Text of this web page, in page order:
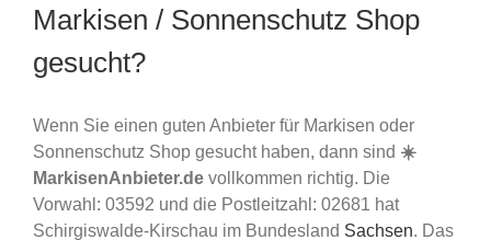
Markisen / Sonnenschutz Shop
gesucht?
Wenn Sie einen guten Anbieter für Markisen oder
Sonnenschutz Shop gesucht haben, dann sind ☀️
MarkisenAnbieter.de vollkommen richtig. Die
Vorwahl: 03592 und die Postleitzahl: 02681 hat
Schirgiswalde-Kirschau im Bundesland Sachsen. Das